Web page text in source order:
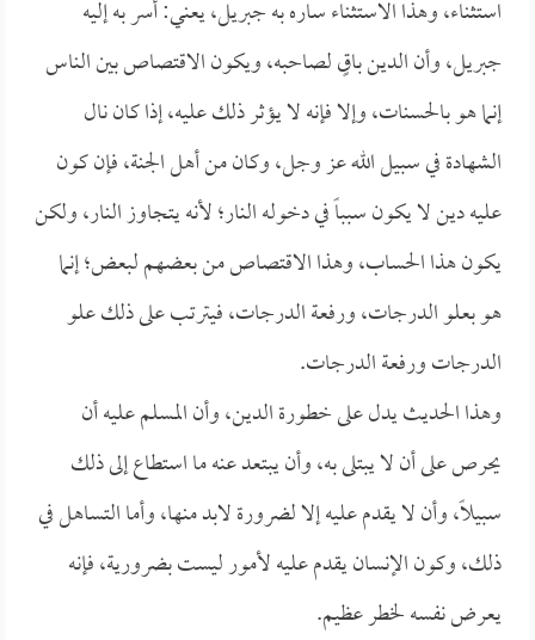
استثناء، وهذا الاستثناء ساره به جبريل، يعني: أسر به إليه
جبريل، وأن الدين باقٍ لصاحبه، ويكون الاقتصاص بين الناس
إنما هو بالحسنات، وإلا فإنه لا يؤثر ذلك عليه، إذا كان نال
الشهادة في سبيل الله عز وجل، وكان من أهل الجنة، فإن كون
عليه دين لا يكون سبباً في دخوله النار؛ لأنه يتجاوز النار، ولكن
يكون هذا الحساب، وهذا الاقتصاص من بعضهم لبعض؛ إنما
هو بعلو الدرجات، ورفعة الدرجات، فيترتب على ذلك علو
الدرجات ورفعة الدرجات.
وهذا الحديث يدل على خطورة الدين، وأن المسلم عليه أن
يحرص على أن لا يبتلى به، وأن يبتعد عنه ما استطاع إلى ذلك
سبيلاً، وأن لا يقدم عليه إلا لضرورة لابد منها، وأما التساهل في
ذلك، وكون الإنسان يقدم عليه لأمور ليست بضرورية، فإنه
يعرض نفسه لخطر عظيم.